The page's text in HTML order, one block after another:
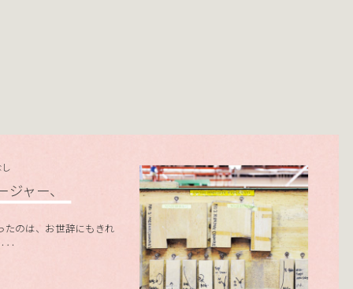
ャー、
たのは、お世辞にもきれ